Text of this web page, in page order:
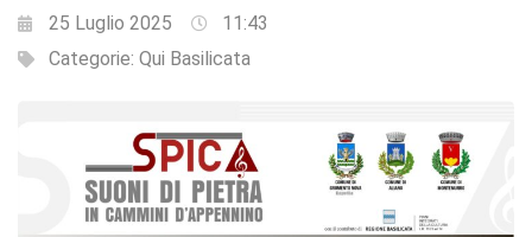
25 Luglio 2025
11:43
Categorie: Qui Basilicata